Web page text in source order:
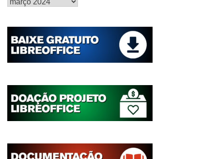
postagens